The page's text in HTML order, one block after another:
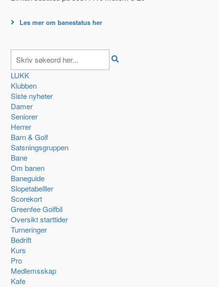
Les mer om banestatus her
LUKK
Klubben
Siste nyheter
Damer
Seniorer
Herrer
Barn & Golf
Satsningsgruppen
Bane
Om banen
Baneguide
Slopetabelller
Scorekort
Greenfee Golfbil
Oversikt starttider
Turneringer
Bedrift
Kurs
Pro
Medlemsskap
Kafe